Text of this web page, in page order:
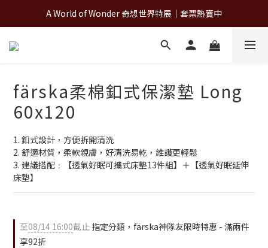
A World of Wonder 奇想世界特展｜套票熱賣中
A World of Wonder 奇想世界特展｜套票熱賣中
古北町總代理官方商城 hegen/PARASOL/färska/Poled/MiaMily
färska柔棉釦式保潔墊 Long
60x120
1. 釦式設計，方便拆開清洗
2. 舒適材質，柔軟親膚，好清洗易乾，維護更輕鬆
3. 建議搭配﹕【透氣好眠可攜式床墊13件組】＋【透氣好眠延伸
床墊】
至08/14 16:00截止 指定分類，färska神隊友限時特惠 - 滿兩件
享92折